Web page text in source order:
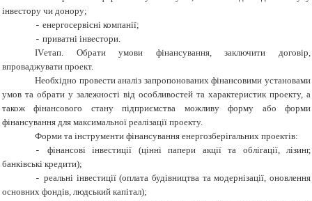
інвестору чи донору;
- енергосервісні компанії;
- приватні інвестори.
IVетап. Обрати умови фінансування, заключити договір,
впроваджувати проект.
Необхідно провести аналіз запропонованих фінансовими установами
умов та обрати у залежності від особливостей та характеристик проекту, а
також фінансового стану підприємства можливу форму або форми
фінансування для максимальної реалізації проекту.
Форми та інструменти фінансування енергозберігальних проектів:
-
фінансові інвестиції (цінні папери акції та облігації, лізинг,
банківські кредити);
- реальні інвестиції (оплата будівництва та модернізації, оновлення
основних фондів, людський капітал);